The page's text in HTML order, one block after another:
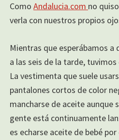
Como Andalucia.com no
verla con nuestros propios
Mientras que esperábamos a
a las seis de la tarde,
La vestimenta que suele
pantalones cortos de color
mancharse de aceite aunque
gente está continuamente
es echarse aceite de bebé